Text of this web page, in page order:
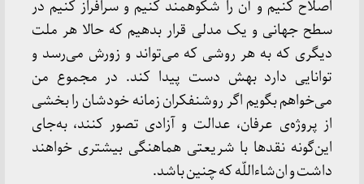
اصلاح کنیم و آن را شکوهمند کنیم و سرافراز کنیم در
سطح جهانی و یک مدلی قرار بدهیم که حالا هر ملت
دیگری که به هر روشی که می‌تواند و زورش می‌رسد و
توانایی دارد بهش دست پیدا کند. در مجموع من
می‌خواهم بگویم اگر روشنفکران زمانه خودشان را بخشی
از پروژه‌ی عرفان، عدالت و آزادی تصور کنند، به‌جای
این‌گونه نقدها با شریعتی هماهنگی بیشتری خواهند
داشت و ان‌شاءاللّه که چنین باشد.